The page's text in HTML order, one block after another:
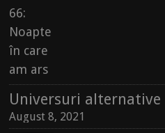
Universuri alternative
August 8, 2021